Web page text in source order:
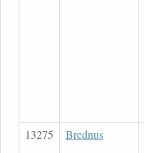
13275 Brednus